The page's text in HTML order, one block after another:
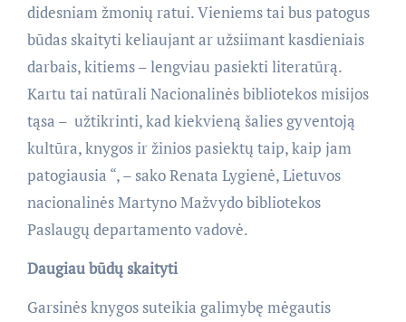
didesniam žmonių ratui. Vieniems tai bus patogus
būdas skaityti keliaujant ar užsiimant kasdieniais
darbais, kitiems – lengviau pasiekti literatūrą.
Kartu tai natūrali Nacionalinės bibliotekos misijos
tąsa – užtikrinti, kad kiekvieną šalies gyventoją
kultūra, knygos ir žinios pasiektų taip, kaip jam
patogiausia “, – sako Renata Lygienė, Lietuvos
nacionalinės Martyno Mažvydo bibliotekos
Paslaugų departamento vadovė.
Daugiau būdų skaityti
Garsinės knygos suteikia galimybę mėgautis